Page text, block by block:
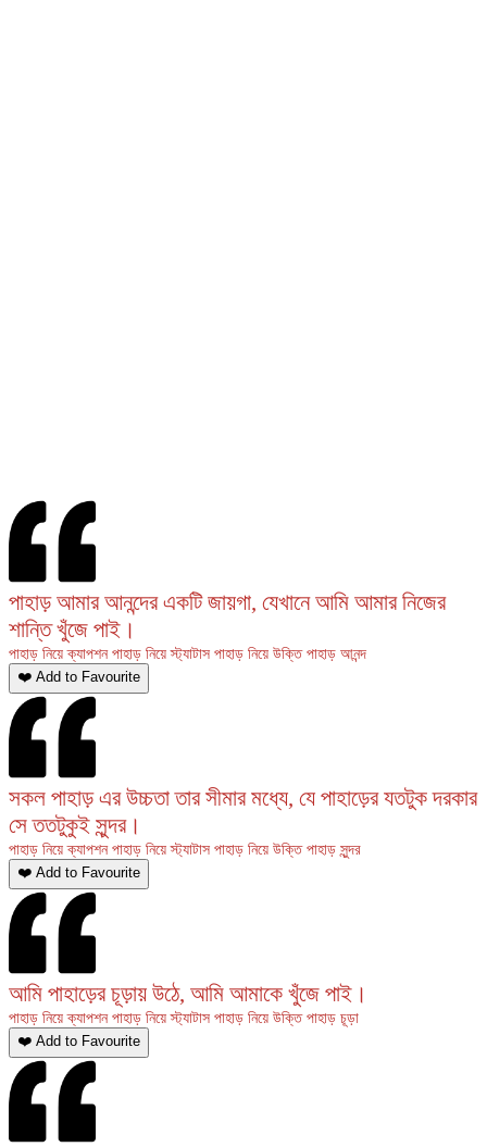
পাহাড় আমার আনন্দের একটি জায়গা, যেখানে আমি আমার নিজের
শান্তি খুঁজে পাই।
পাহাড় নিয়ে ক্যাপশন পাহাড় নিয়ে স্ট্যাটাস পাহাড় নিয়ে উক্তি পাহাড় আনন্দ
❤️ Add to Favourite
সকল পাহাড় এর উচ্চতা তার সীমার মধ্যে, যে পাহাড়ের যতটুক দরকার
সে ততটুকুই সুন্দর।
পাহাড় নিয়ে ক্যাপশন পাহাড় নিয়ে স্ট্যাটাস পাহাড় নিয়ে উক্তি পাহাড় সুন্দর
❤️ Add to Favourite
আমি পাহাড়ের চূড়ায় উঠে, আমি আমাকে খুঁজে পাই।
পাহাড় নিয়ে ক্যাপশন পাহাড় নিয়ে স্ট্যাটাস পাহাড় নিয়ে উক্তি পাহাড় চূড়া
❤️ Add to Favourite